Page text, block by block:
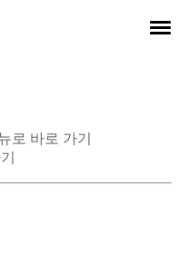
로 바로 가기